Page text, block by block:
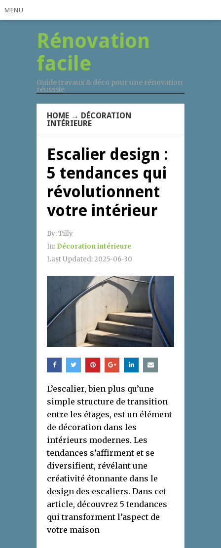
MENU
Rénovation
facile
Guide travaux & déco pour une rénovation
réusssie
HOME → DÉCORATION
INTÉRIEURE
Escalier design :
5 tendances qui
révolutionnent
votre intérieur
By:Tilly
In: Décoration intérieure
Last Updated:2025-06-30
L’escalier, bien plus qu’une
simple structure de transition
entre les étages, est un élément
de décoration dans les
intérieurs modernes. Les
tendances s’affirment et se
diversifient, révélant une
créativité étonnante dans le
design des escaliers. Dans cet
article, découvrez 5 tendances
qui transforment l’aspect de
votre maison